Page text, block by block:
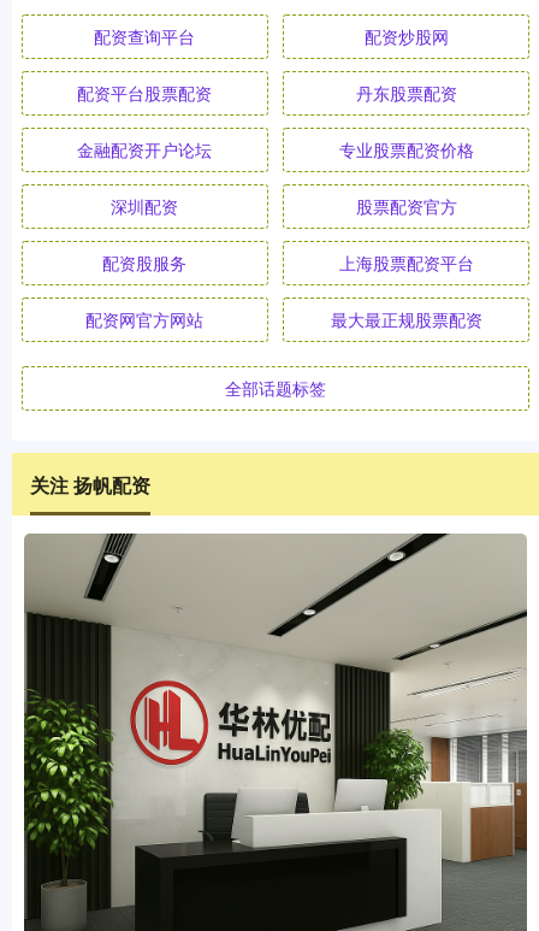
配资查询平台 配资炒股网
配资平台股票配资 丹东股票配资
金融配资开户论坛 专业股票配资价格
深圳配资 股票配资官方
配资股服务 上海股票配资平台
配资网官方网站 最大最正规股票配资
全部话题标签
关注 扬帆配资